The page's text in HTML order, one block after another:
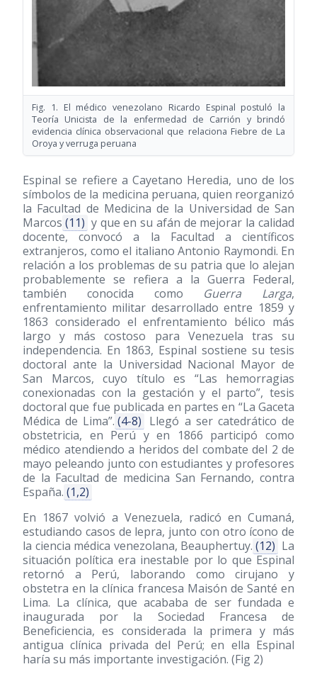
Fig. 1. El médico venezolano Ricardo Espinal postuló la
Teoría Unicista de la enfermedad de Carrión y brindó
evidencia clínica observacional que relaciona Fiebre de La
Oroya y verruga peruana
Espinal se refiere a Cayetano Heredia, uno de los
símbolos de la medicina peruana, quien reorganizó
la Facultad de Medicina de la Universidad de San
Marcos (11) y que en su afán de mejorar la calidad
docente, convocó a la Facultad a científicos
extranjeros, como el italiano Antonio Raymondi. En
relación a los problemas de su patria que lo alejan
probablemente se refiera a la Guerra Federal,
también conocida como Guerra Larga,
enfrentamiento militar desarrollado entre 1859 y
1863 considerado el enfrentamiento bélico más
largo y más costoso para Venezuela tras su
independencia. En 1863, Espinal sostiene su tesis
doctoral ante la Universidad Nacional Mayor de
San Marcos, cuyo título es “Las hemorragias
conexionadas con la gestación y el parto”, tesis
doctoral que fue publicada en partes en “La Gaceta
Médica de Lima”. (4-8) Llegó a ser catedrático de
obstetricia, en Perú y en 1866 participó como
médico atendiendo a heridos del combate del 2 de
mayo peleando junto con estudiantes y profesores
de la Facultad de medicina San Fernando, contra
España. (1,2)
En 1867 volvió a Venezuela, radicó en Cumaná,
estudiando casos de lepra, junto con otro ícono de
la ciencia médica venezolana, Beauphertuy. (12) La
situación política era inestable por lo que Espinal
retornó a Perú, laborando como cirujano y
obstetra en la clínica francesa Maisón de Santé en
Lima. La clínica, que acababa de ser fundada e
inaugurada por la Sociedad Francesa de
Beneficiencia, es considerada la primera y más
antigua clínica privada del Perú; en ella Espinal
haría su más importante investigación. (Fig 2)